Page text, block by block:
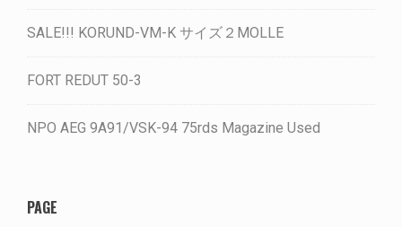
SALE!!! KORUND-VM-K サイズ２MOLLE
FORT REDUT 50-3
NPO AEG 9A91/VSK-94 75rds Magazine Used
PAGE